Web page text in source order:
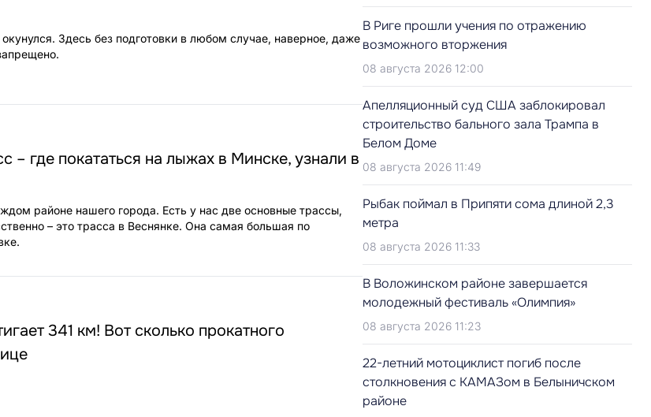
Здесь без подготовки в любом случае, наверное, даже
– где покататься на лыжах в Минске, узнали в
районе нашего города. Есть у нас две основные трассы,
– это трасса в Веснянке. Она самая большая по
341 км! Вот сколько прокатного
В Риге прошли учения по отражению
возможного вторжения
08 августа 2026 12:00
Апелляционный суд США заблокировал
строительство бального зала Трампа в
Белом Доме
08 августа 2026 11:49
Рыбак поймал в Припяти сома длиной 2,3
метра
08 августа 2026 11:33
В Воложинском районе завершается
молодежный фестиваль «Олимпия»
08 августа 2026 11:23
22-летний мотоциклист погиб после
столкновения с КАМАЗом в Белыничском
районе